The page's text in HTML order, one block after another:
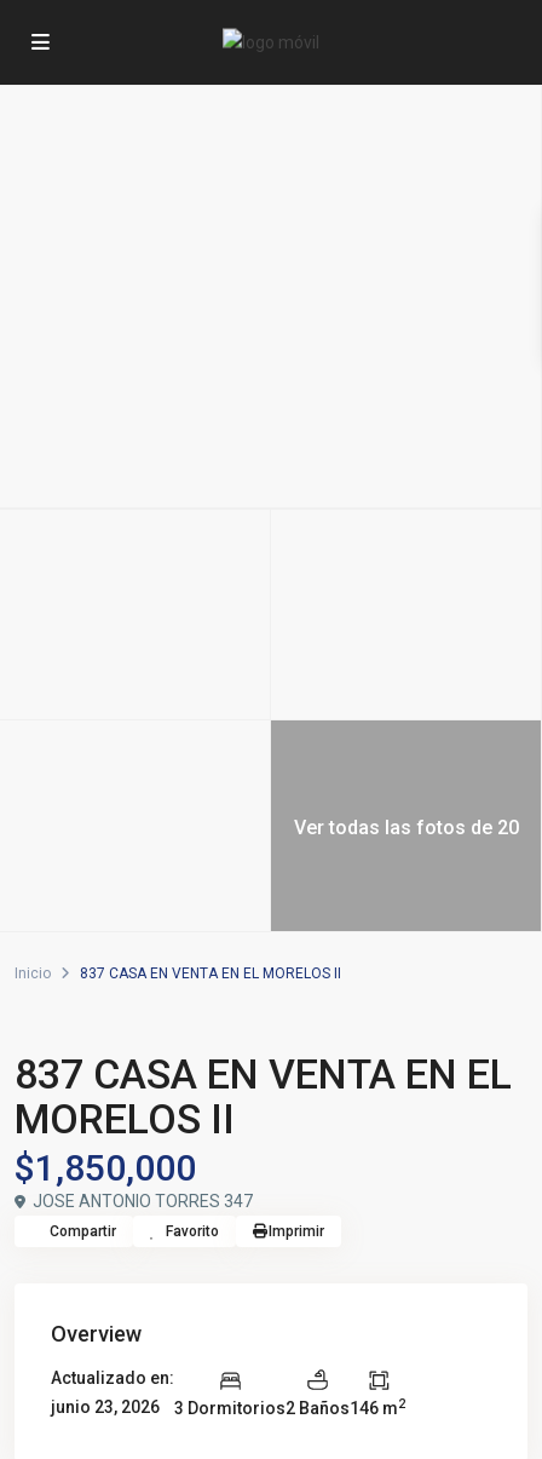
Ver todas las fotos de 20
Inicio 837 CASA EN VENTA EN EL MORELOS II
837 CASA EN VENTA EN EL
MORELOS II
$1,850,000
JOSE ANTONIO TORRES 347
Compartir Favorito Imprimir
Overview
Actualizado en:
junio 23, 2026
3 Dormitorios2 Baños146 m2